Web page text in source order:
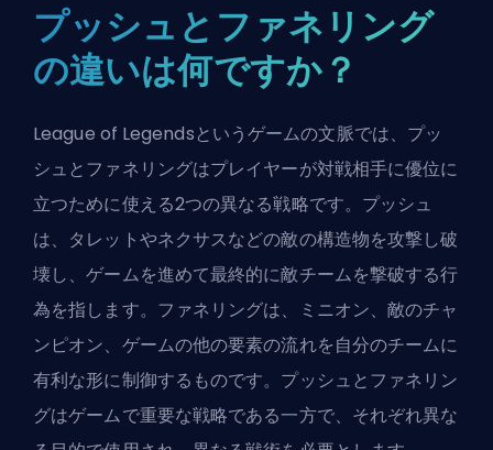
プッシュとファネリング
の違いは何ですか？
League of Legendsというゲームの文脈では、プッ
シュとファネリングはプレイヤーが対戦相手に優位に
立つために使える2つの異なる戦略です。プッシュ
は、タレットやネクサスなどの敵の構造物を攻撃し破
壊し、ゲームを進めて最終的に敵チームを撃破する行
為を指します。ファネリングは、ミニオン、敵のチャ
ンピオン、ゲームの他の要素の流れを自分のチームに
有利な形に制御するものです。プッシュとファネリン
グはゲームで重要な戦略である一方で、それぞれ異な